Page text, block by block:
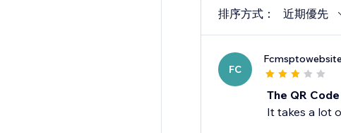
排序方式： 近期優先
FC
The QR
It takes a lot